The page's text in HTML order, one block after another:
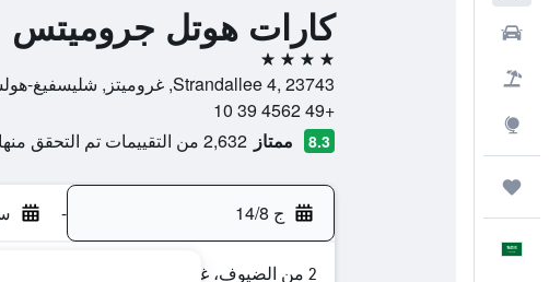
كارات هوتل جروميتس
4 نجوم
Strandallee 4, 23743, غروميتز, شليسفيغ-هولشتاين, ألمانيا
+49 4562 39 10
8.3 ممتاز 2,632 من التقييمات تم التحقق منها
ج 14/8 - س
2 من الضيوف، غرفة واحدة